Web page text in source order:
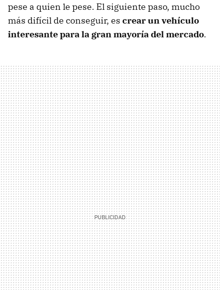
pese a quien le pese. El siguiente paso, mucho
más difícil de conseguir, es crear un vehículo
interesante para la gran mayoría del mercado.